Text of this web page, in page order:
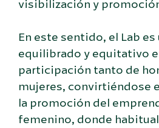
visibilización y
En este sentido, el Lab
equilibrado y equitativo
participación tanto de
mujeres, convirtiéndose
la promoción del
femenino, donde